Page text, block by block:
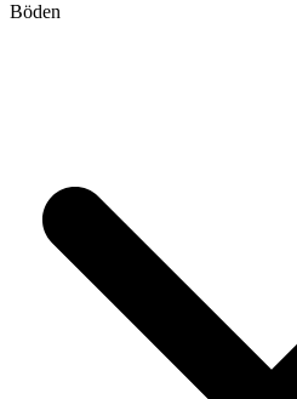
Böden